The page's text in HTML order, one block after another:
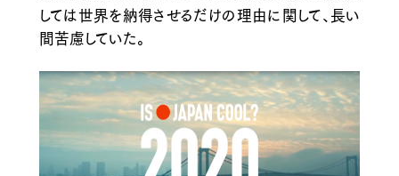
しては世界を納得させるだけの理由に関して、長い
間苦慮していた。